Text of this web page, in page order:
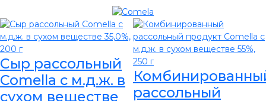
Сыр рассольный
Comella с м.д.ж. в
сухом веществе
рассольный